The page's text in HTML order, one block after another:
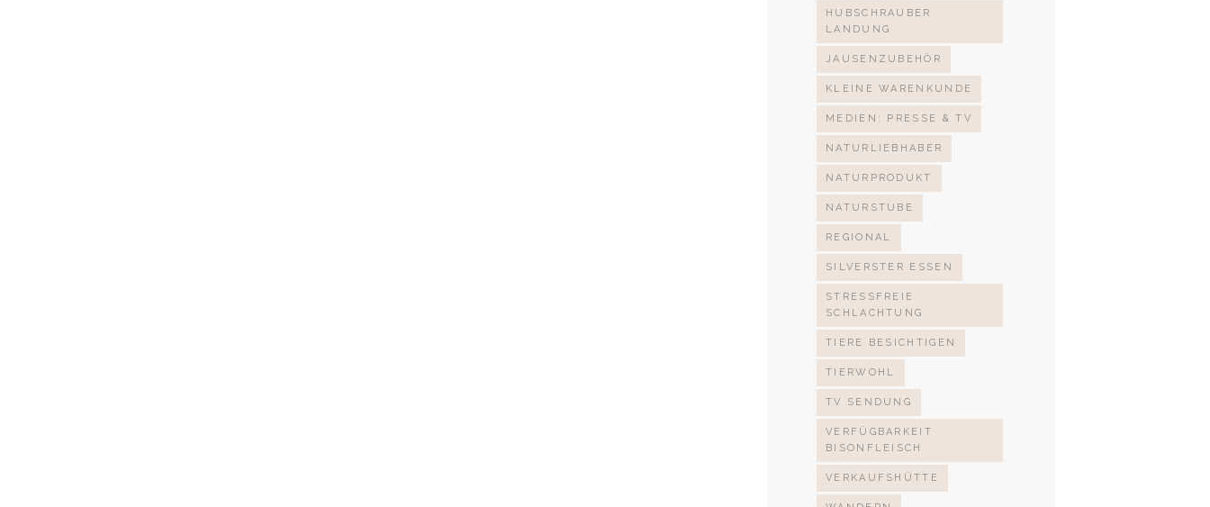
HUBSCHRAUBER
LANDUNG
JAUSENZUBEHÖR
KLEINE WARENKUNDE
MEDIEN: PRESSE & TV
NATURLIEBHABER
NATURPRODUKT
NATURSTUBE
REGIONAL
SILVERSTER ESSEN
STRESSFREIE
SCHLACHTUNG
TIERE BESICHTIGEN
TIERWOHL
TV SENDUNG
VERFÜGBARKEIT
BISONFLEISCH
VERKAUFSHÜTTE